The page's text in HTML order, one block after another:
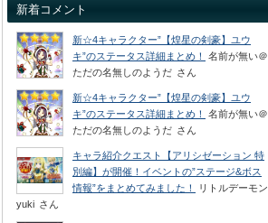
新着コメント
新☆4キャラクター”【煌星の剣豪】ユウ
キ”のステータス詳細まとめ！
名前が無い＠
ただの名無しのようだ さん
新☆4キャラクター”【煌星の剣豪】ユウ
キ”のステータス詳細まとめ！
名前が無い＠
ただの名無しのようだ さん
キャラ紹介クエスト【アリシゼーション 特
別編】が開催！イベントの”ステージ&ボス
情報”をまとめてみました！
リトルデーモン
yuki さん